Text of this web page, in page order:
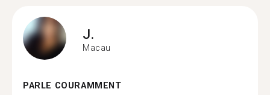
J.
Macau
PARLE COURAMMENT